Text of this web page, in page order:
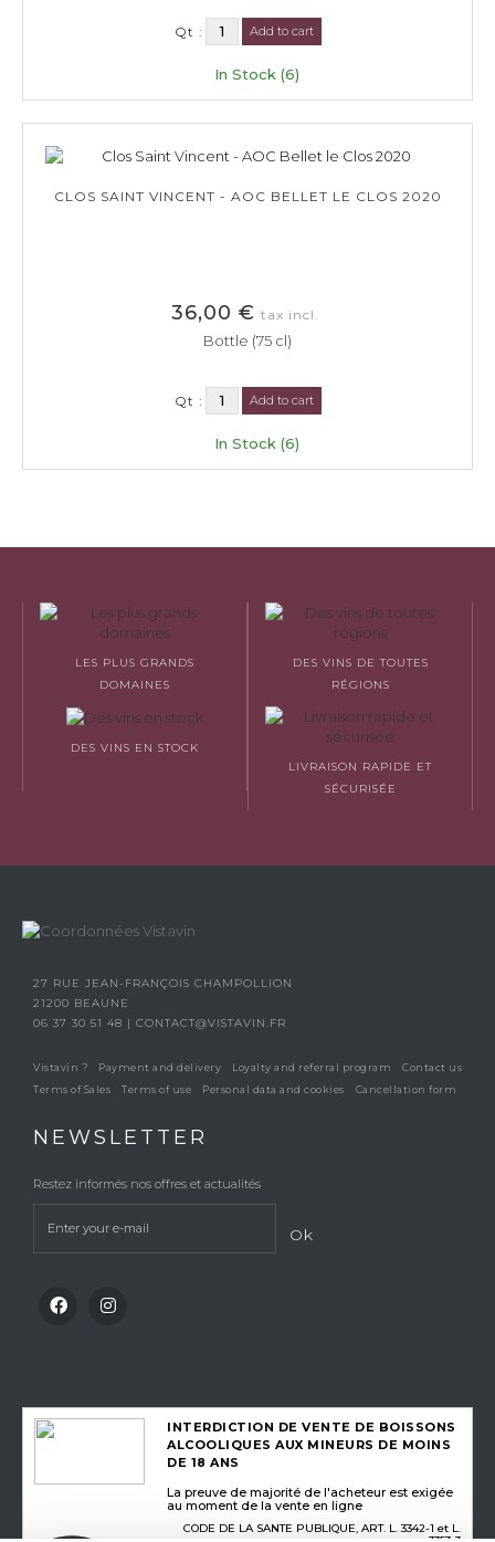
Qt : Add to cart
In Stock (6)
CLOS SAINT VINCENT - AOC BELLET LE CLOS 2020
36,00 € tax incl.
Bottle (75 cl)
Qt : Add to cart
In Stock (6)
LES PLUS GRANDS
DOMAINES
DES VINS DE TOUTES
RÉGIONS
DES VINS EN STOCK
LIVRAISON RAPIDE ET
SÉCURISÉE
27 RUE JEAN-FRANÇOIS CHAMPOLLION
21200 BEAUNE
06 37 30 51 48 | CONTACT@VISTAVIN.FR
Vistavin ? Payment and delivery Loyalty and referral program
Contact us
Terms of Sales
Terms of use Personal data and cookies Cancellation form
NEWSLETTER
Restez informés nos offres et actualités
Ok
INTERDICTION DE VENTE DE BOISSONS
ALCOOLIQUES AUX MINEURS DE MOINS
DE 18 ANS
La preuve de majorité de l'acheteur est exigée
au moment de la vente en ligne
CODE DE LA SANTE PUBLIQUE, ART. L. 3342-1 et L.